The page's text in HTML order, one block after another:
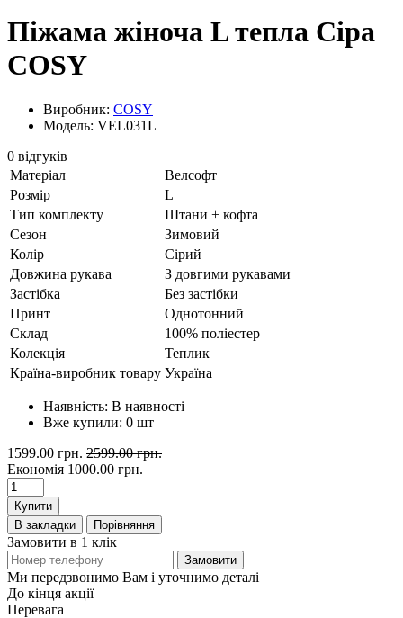
Піжама жіноча L тепла Сіра
COSY
Виробник: COSY
Модель: VEL031L
0 відгуків
Матеріал
Велсофт
Розмір
L
Тип комплекту
Штани + кофта
Сезон
Зимовий
Колір
Сірий
Довжина рукава
З довгими рукавами
Застібка
Без застібки
Принт
Однотонний
Склад
100% поліестер
Колекція
Теплик
Країна-виробник товару Україна
Наявність: В наявності
Вже купили: 0 шт
1599.00 грн. 2599.00 грн.
Економія 1000.00 грн.
Купити
В закладки
Порівняння
Замовити в 1 клік
Замовити
Ми передзвонимо Вам і уточнимо деталі
До кінця акції
Перевага